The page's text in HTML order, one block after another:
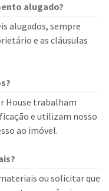
alugado?
alugados, sempre
e as cláusulas
House trabalham
e utilizam nosso
ao imóvel.
ou solicitar que